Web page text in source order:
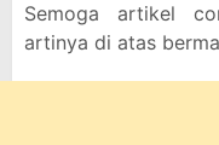
Semoga artikel
artinya di atas